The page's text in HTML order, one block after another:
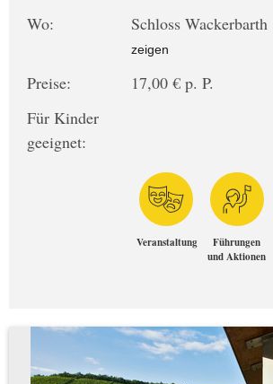
Wo:
Schloss Wackerbarth
zeigen
Preise:
17,00 € p. P.
Für Kinder
geeignet:
Veranstaltung
Führungen
und Aktionen